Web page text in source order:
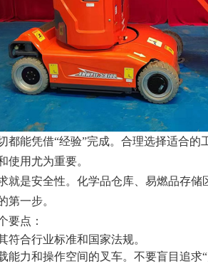
都能凭借“经验”完成。合理选择适合
使用尤为重要。
就是安全性。化学品仓库、易燃品存
第一步。
要点：
符合行业标准和国家法规。
能力和操作空间的叉车。不要盲目追